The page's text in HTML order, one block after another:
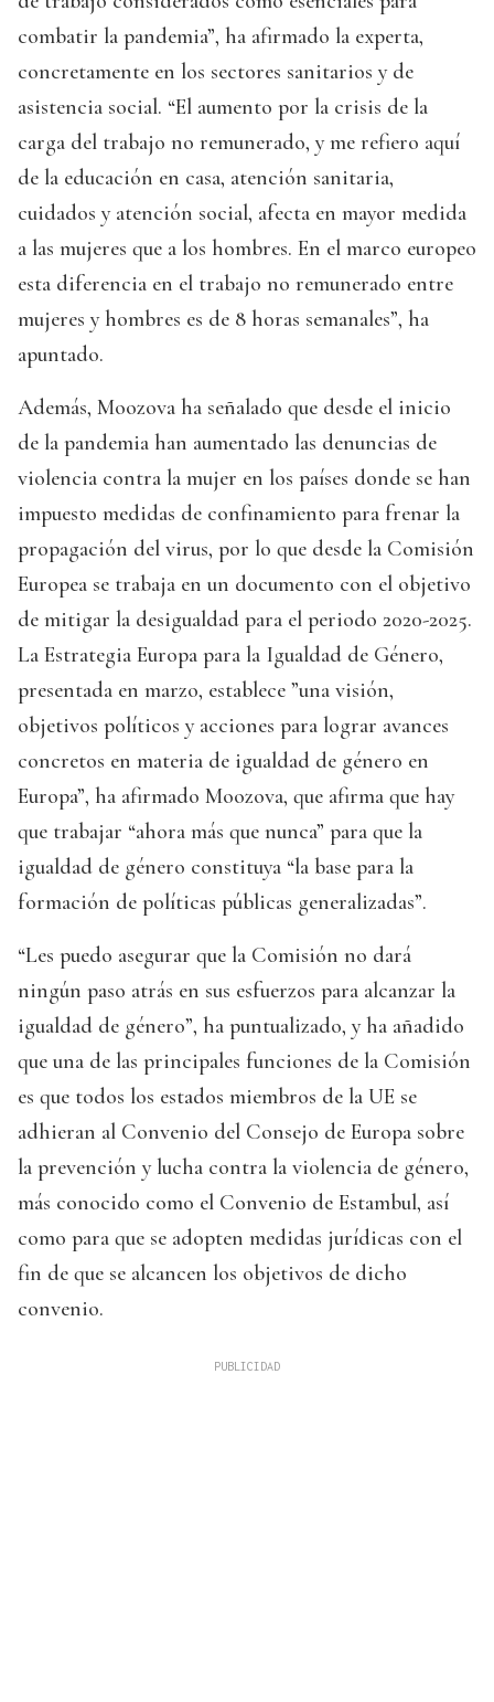
combatir la pandemia”, ha afirmado la experta,
concretamente en los sectores sanitarios y de
asistencia social. “El aumento por la crisis de la
carga del trabajo no remunerado, y me refiero aquí
de la educación en casa, atención sanitaria,
cuidados y atención social, afecta en mayor medida
a las mujeres que a los hombres. En el marco europeo
esta diferencia en el trabajo no remunerado entre
mujeres y hombres es de 8 horas semanales”, ha
apuntado.
Además, Moozova ha señalado que desde el inicio
de la pandemia han aumentado las denuncias de
violencia contra la mujer en los países donde se han
impuesto medidas de confinamiento para frenar la
propagación del virus, por lo que desde la Comisión
Europea se trabaja en un documento con el objetivo
de mitigar la desigualdad para el periodo 2020-2025.
La Estrategia Europa para la Igualdad de Género,
presentada en marzo, establece ”una visión,
objetivos políticos y acciones para lograr avances
concretos en materia de igualdad de género en
Europa”, ha afirmado Moozova, que afirma que hay
que trabajar “ahora más que nunca” para que la
igualdad de género constituya “la base para la
formación de políticas públicas generalizadas”.
“Les puedo asegurar que la Comisión no dará
ningún paso atrás en sus esfuerzos para alcanzar la
igualdad de género”, ha puntualizado, y ha añadido
que una de las principales funciones de la Comisión
es que todos los estados miembros de la UE se
adhieran al Convenio del Consejo de Europa sobre
la prevención y lucha contra la violencia de género,
más conocido como el Convenio de Estambul, así
como para que se adopten medidas jurídicas con el
fin de que se alcancen los objetivos de dicho
convenio.